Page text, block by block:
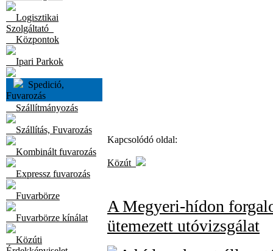
Logisztikai
Szolgáltató
Központok
Ipari Parkok
Spedició,
Fuvarozás
Szállítmányozás
Szállítás, Fuvarozás
Kombinált fuvarozás
Expressz fuvarozás
Fuvarbörze
Fuvarbörze kínálat
Közúti
Kapcsolódó oldal:
Közút
A Megyeri-hídon
ütemezett utóvizsgálat